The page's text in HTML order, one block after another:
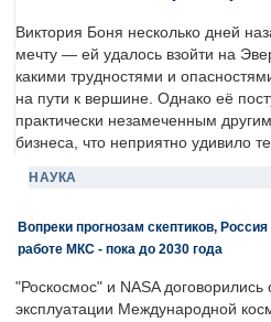
Виктория Боня несколько дней
мечту — ей удалось взойти на
какими трудностями и
на пути к вершине. Однако её
практически незамеченным
бизнеса, что неприятно удивило
НАУКА
Вопреки прогнозам скептиков,
работе МКС - пока до 2030 года
"Роскосмос" и NASA
эксплуатации Международной